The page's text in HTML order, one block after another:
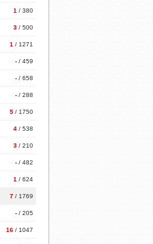
1 / 380
3 / 500
1 / 1271
- / 459
- / 658
- / 288
5 / 1750
4 / 538
3 / 210
- / 482
1 / 624
7 / 1769
- / 205
16 / 1047